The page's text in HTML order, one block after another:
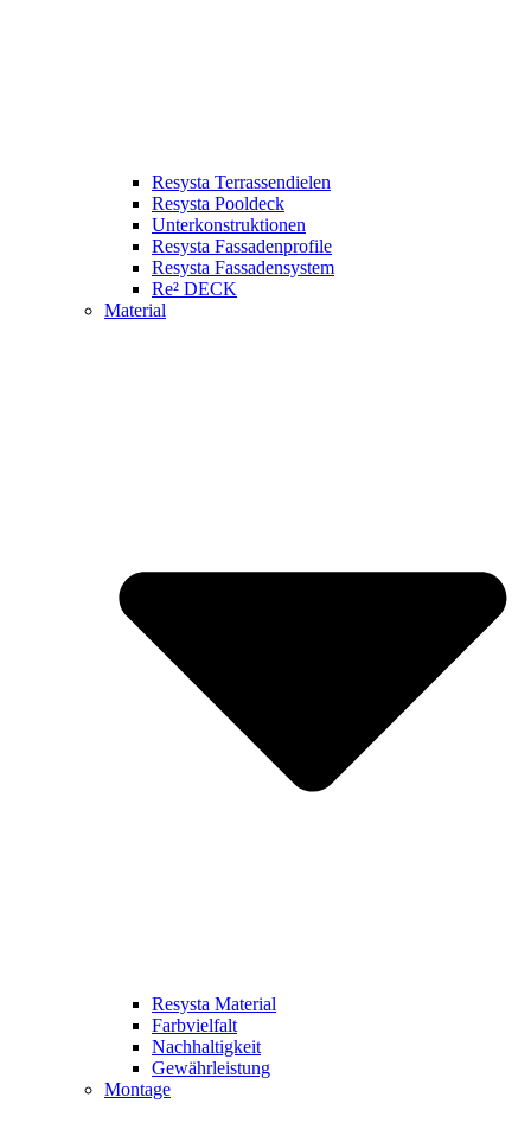
Resysta Terrassendielen
Resysta Pooldeck
Unterkonstruktionen
Resysta Fassadenprofile
Resysta Fassadensystem
Re² DECK
Material
Resysta Material
Farbvielfalt
Nachhaltigkeit
Gewährleistung
Montage